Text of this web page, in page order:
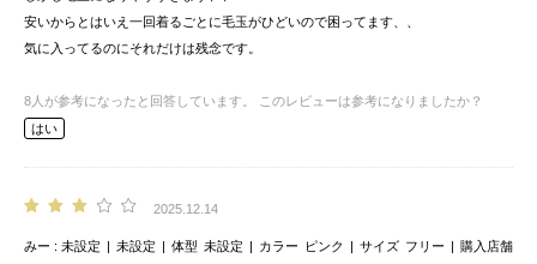
安いからとはいえ一回着るごとに毛玉がひどいので困ってます、、
気に入ってるのにそれだけは残念です。
8 人が参考になったと回答しています。
このレビューは参考になりましたか？
はい
2025.12.14
みー 未設定 未設定 体型 未設定 カラー ピンク サイズ フリー
購入店舗